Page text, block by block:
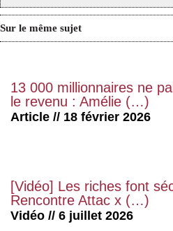
Sur le même sujet
13 000 millionnaires ne
le revenu : Amélie (…)
Article // 18 février 2026
[Vidéo] Les riches font
Rencontre Attac x (…)
Vidéo // 6 juillet 2026